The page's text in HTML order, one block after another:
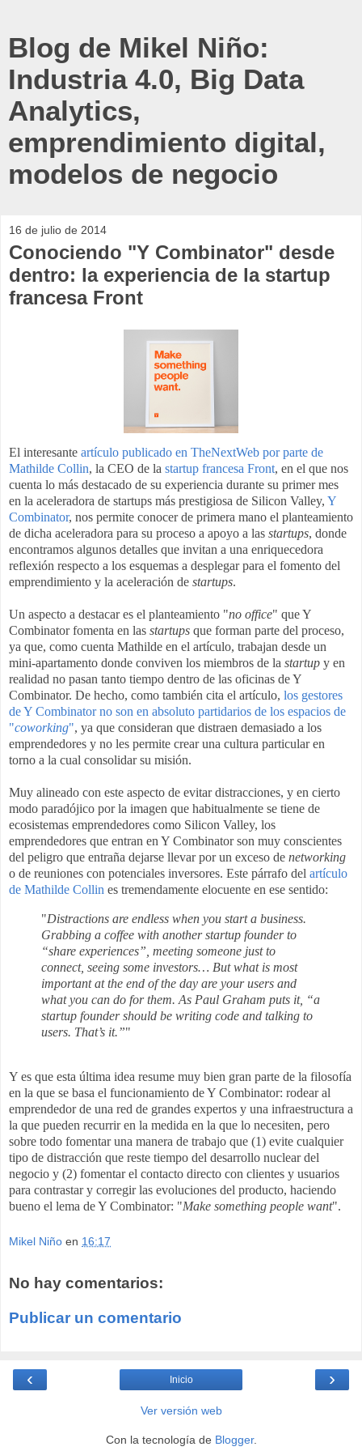
Blog de Mikel Niño:
Industria 4.0, Big Data
Analytics,
emprendimiento digital,
modelos de negocio
16 de julio de 2014
Conociendo "Y Combinator" desde
dentro: la experiencia de la startup
francesa Front
El interesante artículo publicado en TheNextWeb por parte de
Mathilde Collin, la CEO de la startup francesa Front, en el que nos
cuenta lo más destacado de su experiencia durante su primer mes
en la aceleradora de startups más prestigiosa de Silicon Valley, Y
Combinator, nos permite conocer de primera mano el planteamiento
de dicha aceleradora para su proceso a apoyo a las startups, donde
encontramos algunos detalles que invitan a una enriquecedora
reflexión respecto a los esquemas a desplegar para el fomento del
emprendimiento y la aceleración de startups.
Un aspecto a destacar es el planteamiento "no office" que Y
Combinator fomenta en las startups que forman parte del proceso,
ya que, como cuenta Mathilde en el artículo, trabajan desde un
mini-apartamento donde conviven los miembros de la startup y en
realidad no pasan tanto tiempo dentro de las oficinas de Y
Combinator. De hecho, como también cita el artículo, los gestores
de Y Combinator no son en absoluto partidarios de los espacios de
"coworking", ya que consideran que distraen demasiado a los
emprendedores y no les permite crear una cultura particular en
torno a la cual consolidar su misión.
Muy alineado con este aspecto de evitar distracciones, y en cierto
modo paradójico por la imagen que habitualmente se tiene de
ecosistemas emprendedores como Silicon Valley, los
emprendedores que entran en Y Combinator son muy conscientes
del peligro que entraña dejarse llevar por un exceso de networking
o de reuniones con potenciales inversores. Este párrafo del artículo
de Mathilde Collin es tremendamente elocuente en ese sentido:
"Distractions are endless when you start a business.
Grabbing a coffee with another startup founder to
“share experiences”, meeting someone just to
connect, seeing some investors… But what is most
important at the end of the day are your users and
what you can do for them. As Paul Graham puts it, “a
startup founder should be writing code and talking to
users. That’s it.”"
Y es que esta última idea resume muy bien gran parte de la filosofía
en la que se basa el funcionamiento de Y Combinator: rodear al
emprendedor de una red de grandes expertos y una infraestructura a
la que pueden recurrir en la medida en la que lo necesiten, pero
sobre todo fomentar una manera de trabajo que (1) evite cualquier
tipo de distracción que reste tiempo del desarrollo nuclear del
negocio y (2) fomentar el contacto directo con clientes y usuarios
para contrastar y corregir las evoluciones del producto, haciendo
bueno el lema de Y Combinator: "Make something people want".
Mikel Niño en 16:17
No hay comentarios:
Publicar un comentario
‹ ›
Inicio
Ver versión web
Con la tecnología de Blogger.